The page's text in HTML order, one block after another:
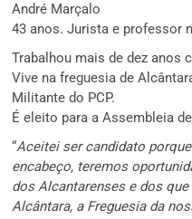
André Marçalo
43 anos. Jurista e professor
Trabalhou mais de dez anos
Vive na freguesia de
Militante do PCP.
É eleito para a Assembleia
“Aceitei ser candidato
encabeço, teremos
dos Alcantarenses e dos
Alcântara, a Freguesia da